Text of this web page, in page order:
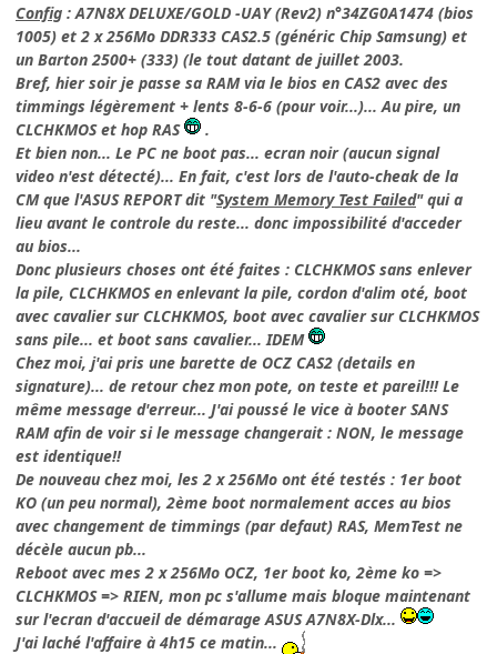
Config : A7N8X DELUXE/GOLD -UAY (Rev2) n°34ZG0A1474 (bios
1005) et 2 x 256Mo DDR333 CAS2.5 (généric Chip Samsung) et
un Barton 2500+ (333) (le tout datant de juillet 2003.
Bref, hier soir je passe sa RAM via le bios en CAS2 avec des
timmings légèrement + lents 8-6-6 (pour voir...)... Au pire, un
CLCHKMOS et hop RAS
.
Et bien non... Le PC ne boot pas... ecran noir (aucun signal
video n'est détecté)... En fait, c'est lors de l'auto-cheak de la
CM que l'ASUS REPORT dit "System Memory Test Failed" qui a
lieu avant le controle du reste... donc impossibilité d'acceder
au bios...
Donc plusieurs choses ont été faites : CLCHKMOS sans enlever
la pile, CLCHKMOS en enlevant la pile, cordon d'alim oté, boot
avec cavalier sur CLCHKMOS, boot avec cavalier sur CLCHKMOS
sans pile... et boot sans cavalier... IDEM
Chez moi, j'ai pris une barette de OCZ CAS2 (details en
signature)... de retour chez mon pote, on teste et pareil!!! Le
même message d'erreur... J'ai poussé le vice à booter SANS
RAM afin de voir si le message changerait : NON, le message
est identique!!
De nouveau chez moi, les 2 x 256Mo ont été testés : 1er boot
KO (un peu normal), 2ème boot normalement acces au bios
avec changement de timmings (par defaut) RAS, MemTest ne
décèle aucun pb...
Reboot avec mes 2 x 256Mo OCZ, 1er boot ko, 2ème ko =>
CLCHKMOS => RIEN, mon pc s'allume mais bloque maintenant
sur l'ecran d'accueil de démarage ASUS A7N8X-Dlx...
J'ai laché l'affaire à 4h15 ce matin...